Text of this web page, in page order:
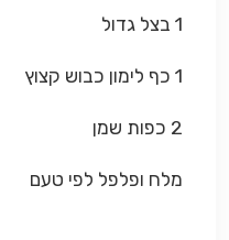
1 בצל גדול
1 כף לימון כבוש קצוץ
2 כפות שמן
מלח ופלפל לפי טעם